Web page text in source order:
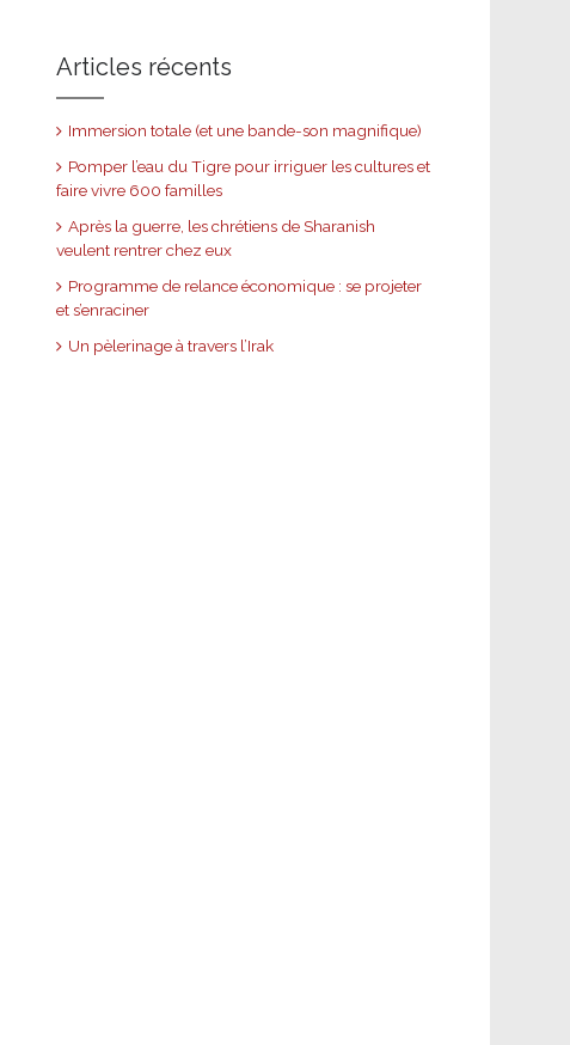
Articles récents
Immersion totale (et une bande-son magnifique)
Pomper l’eau du Tigre pour irriguer les cultures et
faire vivre 600 familles
Après la guerre, les chrétiens de Sharanish
veulent rentrer chez eux
Programme de relance économique : se projeter
et s’enraciner
Un pèlerinage à travers l’Irak